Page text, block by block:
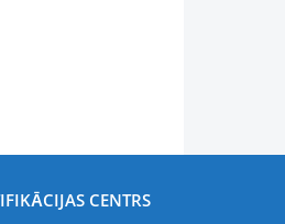
CENTRS